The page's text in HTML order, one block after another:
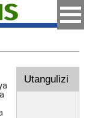
Utangulizi